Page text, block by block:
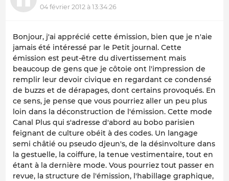
04 février 2012 à 13:34:26
Bonjour, j'ai apprécié cette émission, bien que je n'aie
jamais été intéressé par le Petit journal. Cette
émission est peut-être du divertissement mais
beaucoup de gens que je côtoie ont l'impression de
remplir leur devoir civique en regardant ce condensé
de buzzs et de dérapages, dont certains provoqués. En
ce sens, je pense que vous pourriez aller un peu plus
loin dans la déconstruction de l'émission. Cette mode
Canal Plus qui s'adresse d'abord au bobo parisien
feignant de culture obéit à des codes. Un langage
semi châtié ou pseudo djeun's, de la désinvolture dans
la gestuelle, la coiffure, la tenue vestimentaire, tout en
étant à la dernière mode. Vous pourriez tout passer en
revue, la structure de l'émission, l'habillage graphique,